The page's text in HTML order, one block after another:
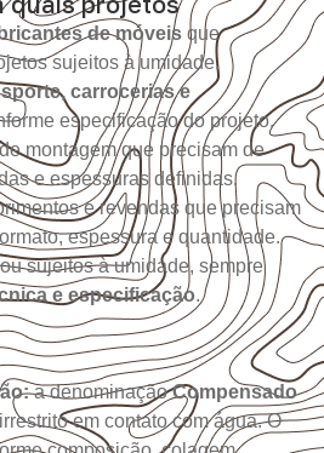
de móveis que
sujeitos à umidade.
carrocerias e
especificação do projeto.
montagem que precisam de
e espessuras definidas.
e revendas que precisam
espessura e quantidade.
sujeitos à umidade, sempre
e especificação.
a denominaçãoCompensado
em contato com água. O